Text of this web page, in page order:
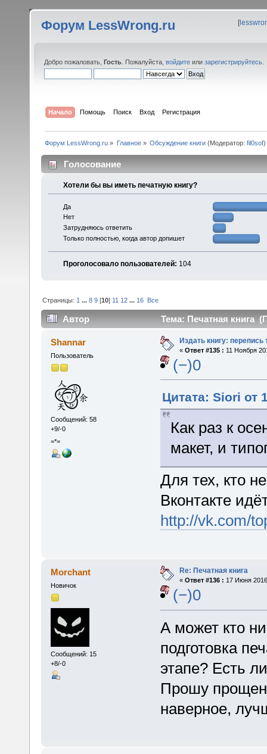
Форум LessWrong.ru [
Добро пожаловать, Гость . Пожалуйста, войдите или зарегистрируйтесь
Начало Помощь Поиск Вход Регистрация
Форум LessWrong.ru » Главное» Обсуждение книги(Модератор: fil0sof)
Голосование
Хотели бы вы иметь печатную книгу?
Да
Нет
Затрудняюсь ответить
Только полностью, когда автор допишет
Проголосовало пользователей: 104
Страницы: 1 ...8 9 [10] 11 12 ... 16 Все
Автор Тема: Печатная книга
Shannar
Пользователь
Сообщений: 58
+9/-0
=*=
Издать книгу: перепись
« Ответ #135 : 11 Ноября
(−)0
Цитата: Siori от
Как раз к
макет, и
Для тех, кто
Вконтакте
http://vk.com/
Morchant
Новичок
Сообщений: 15
+8/-0
Re: Печатная книга
« Ответ #136 : 17 Июня
(−)0
А может кто
подготовка
этапе? Есть
Прошу
наверное,